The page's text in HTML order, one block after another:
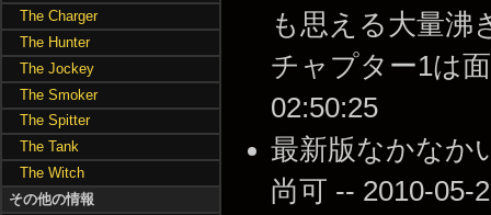
も思える大量沸
チャプター1は
02:50:25
最新版なかなか
尚可 -- 2010-05-
The Charger
The Hunter
The Jockey
The Smoker
The Spitter
The Tank
The Witch
その他の情報